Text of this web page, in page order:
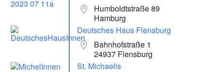
Humboldtstraße 89
Hamburg
Deutsches Haus Flensburg
Bahnhofstraße 1
24937 Flensburg
St. Michaelis